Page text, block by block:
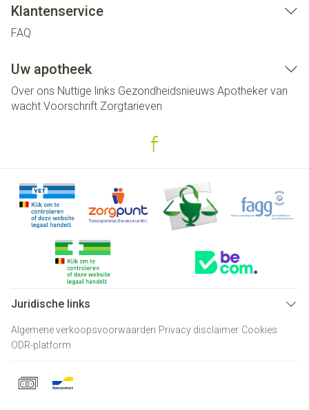
Klantenservice
FAQ
Uw apotheek
Over ons Nuttige links Gezondheidsnieuws Apotheker van
wacht Voorschrift Zorgtarieven
Juridische links
Algemene verkoopsvoorwaarden Privacy disclaimer Cookies
ODR-platform